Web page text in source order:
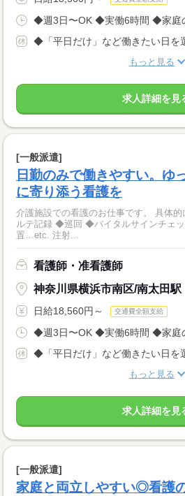
◆週3日〜OK ◆実働6時間 ◆家庭
◆「平日だけ」など働きたい日を
もっと見る
求人詳細を見
[一般派遣]
日勤のみで働きやすい。ゆ
に寄り添う看護を
介護施設での看護のお仕事です。 具体的には… ◆内服薬の管理 ◆カ
ルテ記録 ◆巡回 ◆バイタルサインチェ
置…etc. 注射...
看護師・准看護師
神奈川県横浜市南区/南太田駅
日給18,560円～ 交通費全額支給
◆週3日〜OK ◆実働6時間 ◆家庭
◆「平日だけ」など働きたい日を
もっと見る
求人詳細を見
[一般派遣]
家庭と両立しやすい◎看護